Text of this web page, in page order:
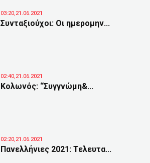
03:20,21.06.2021
Συνταξιούχοι: Οι ημερομην...
02:40,21.06.2021
Κολωνός: “Συγγνώμη&...
02:20,21.06.2021
Πανελλήνιες 2021: Τελευτα...